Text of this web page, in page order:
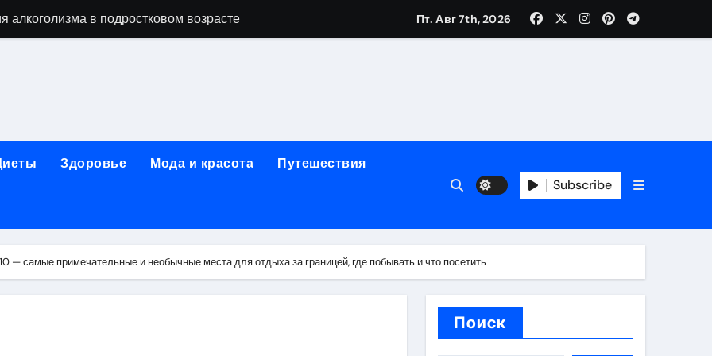
в подростковом возрасте
освоение через онлайн-образование
этапы и показания к терапии
материалами, направленными на обход верификации или банковского контроля
информационного портала
услуг, материалы и форматы работы
Пт. Авг 7th, 2026
Здоровье Мода и красота Путешествия
Subscribe
самые примечательные и необычные места для отдыха за границей, где побывать и что посетить
Поиск